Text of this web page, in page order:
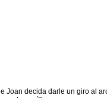
Joan decida darle un giro al